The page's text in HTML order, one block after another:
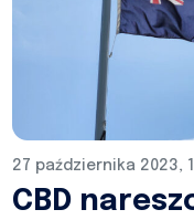
27 października 2023,
CBD